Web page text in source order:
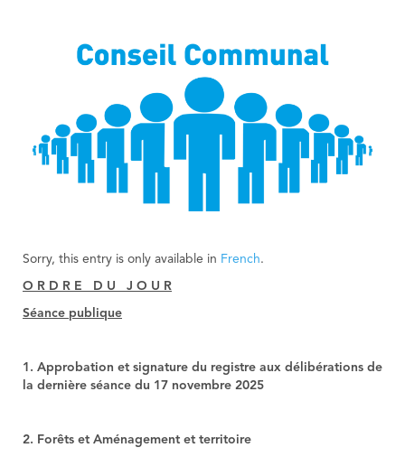
Sorry, this entry is only available in French.
O R D R E D U J O U R
Séance publique
1. Approbation et signature du registre aux délibérations de
la dernière séance du 17 novembre 2025
2. Forêts et Aménagement et territoire